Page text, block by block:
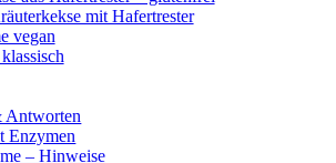
mit Hafertrester
vegan
Antworten
Enzymen
– Hinweise